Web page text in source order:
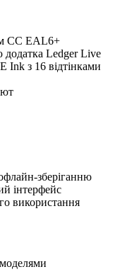
CC EAL6+
додатка Ledger Live
Ink з 16 відтінками
зберіганню
інтерфейс
використання